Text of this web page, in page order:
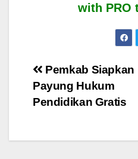
with PRO
Post
navigation
Pemkab Siapkan
Payung Hukum
Pendidikan Gratis